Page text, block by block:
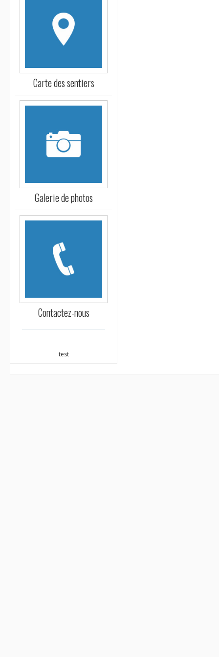
Carte des sentiers
Galerie de photos
Contactez-nous
test